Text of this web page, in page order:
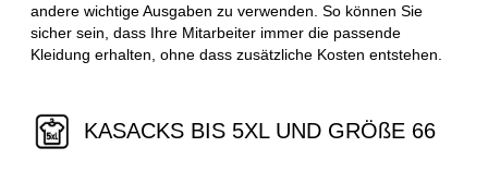
andere wichtige Ausgaben zu verwenden. So können Sie
sicher sein, dass Ihre Mitarbeiter immer die passende
Kleidung erhalten, ohne dass zusätzliche Kosten entstehen.
KASACKS BIS 5XL UND GRÖßE 66